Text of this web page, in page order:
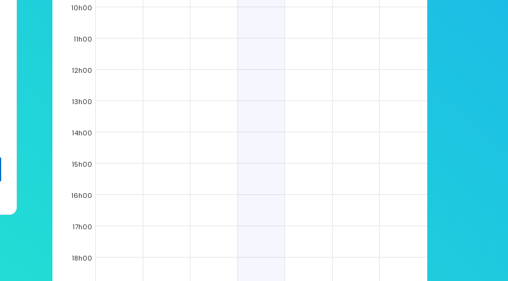
10h00
11h00
12h00
13h00
14h00
15h00
16h00
17h00
18h00